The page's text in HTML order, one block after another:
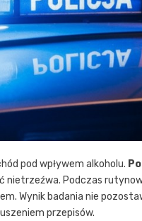
pod wpływem alkoholu.
nietrzeźwa. Podczas
Wynik badania nie
przepisów.